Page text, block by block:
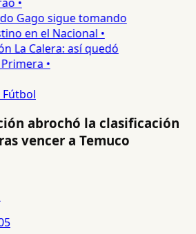
Gago sigue tomando
en el Nacional •
La Calera: así quedó
•
Fútbol
abrochó la clasificación
vencer a Temuco